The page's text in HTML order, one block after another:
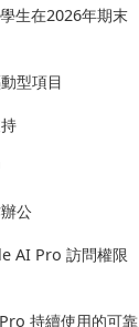
生在2026年期末
型項目
公
AI Pro 訪問權限
持續使用的可靠